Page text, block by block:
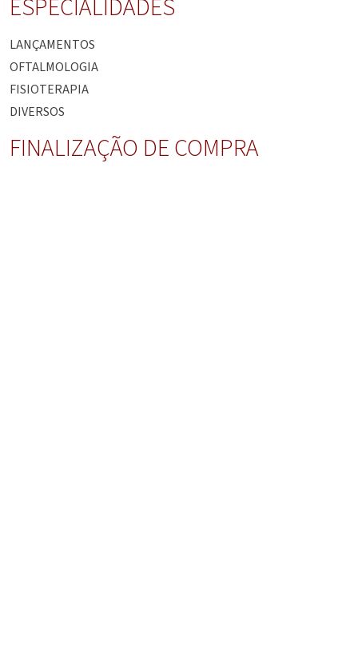
ESPECIALIDADES
LANÇAMENTOS
OFTALMOLOGIA
FISIOTERAPIA
DIVERSOS
FINALIZAÇÃO DE COMPRA